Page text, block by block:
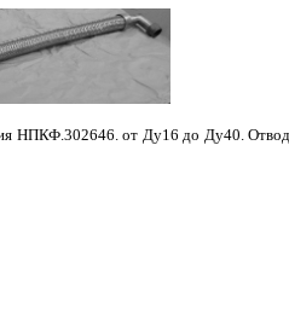
НПКФ.302646. от Ду16 до Ду40.